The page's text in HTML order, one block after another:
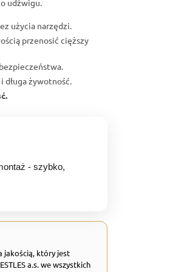
udźwigu.
użycia narzędzi.
przenosić cięższy
długa żywotność.
- szybko,
jakością, który jest
a.s. we wszystkich